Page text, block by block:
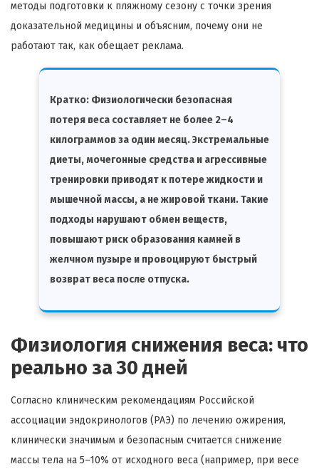
методы подготовки к пляжному сезону с точки зрения
доказательной медицины и объясним, почему они не
работают так, как обещает реклама.
Кратко: Физиологически безопасная
потеря веса составляет не более 2–4
килограммов за один месяц. Экстремальные
диеты, мочегонные средства и агрессивные
тренировки приводят к потере жидкости и
мышечной массы, а не жировой ткани. Такие
подходы нарушают обмен веществ,
повышают риск образования камней в
желчном пузыре и провоцируют быстрый
возврат веса после отпуска.
Физиология снижения веса: что
реально за 30 дней
Согласно клиническим рекомендациям Российской
ассоциации эндокринологов (РАЭ) по лечению ожирения,
клинически значимым и безопасным считается снижение
массы тела на 5–10% от исходного веса (например, при весе